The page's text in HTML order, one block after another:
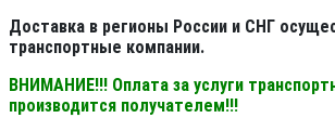
Доставка в регионы России и СНГ
транспортные компании.
ВНИМАНИЕ!!! Оплата за услуги
производится получателем!!!